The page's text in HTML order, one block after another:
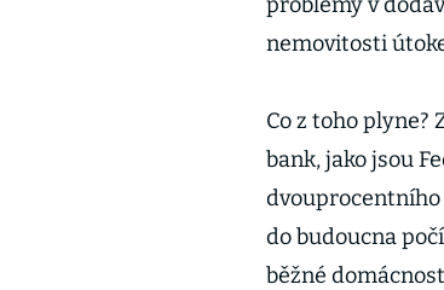
nemovitosti
Co z toho plyne?
bank, jako jsou
dvouprocentního
do budoucna
běžné